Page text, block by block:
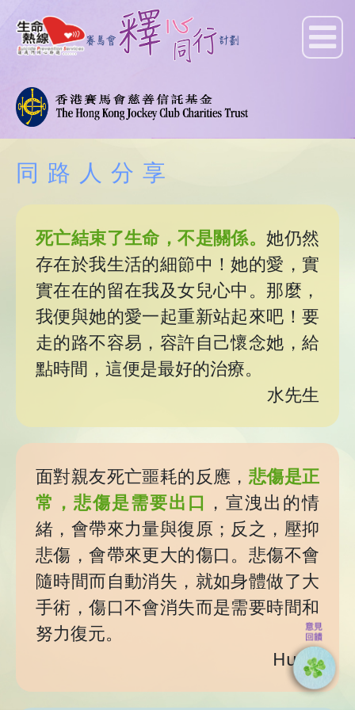
同路人分享
死亡結束了生命，不是關係。她仍然
存在於我生活的細節中！她的愛，實
實在在的留在我及女兒心中。那麼，
我便與她的愛一起重新站起來吧！要
走的路不容易，容許自己懷念她，給
點時間，這便是最好的治療。
水先生
面對親友死亡噩耗的反應， 悲傷是正
常，悲傷是需要出口 ，宣洩出的情
緒，會帶來力量與復原；反之，壓抑
悲傷，會帶來更大的傷口。悲傷不會
隨時間而自動消失，就如身體做了大
手術，傷口不會消失而是需要時間和
努力復元。
Hung